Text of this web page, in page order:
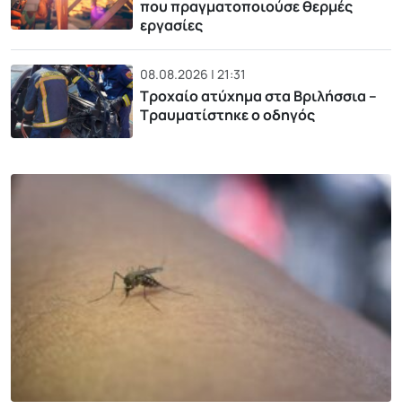
που πραγματοποιούσε θερμές
εργασίες
08.08.2026 | 21:31
Τροχαίο ατύχημα στα Βριλήσσια –
Τραυματίστηκε ο οδηγός